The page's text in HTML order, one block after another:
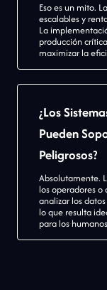
Eso es un mito.
escalables y
La
producción
maximizar la
¿Los
Pueden
Peligrosos?
Absolutamente.
los operadores
analizar los
lo que resulta
para los